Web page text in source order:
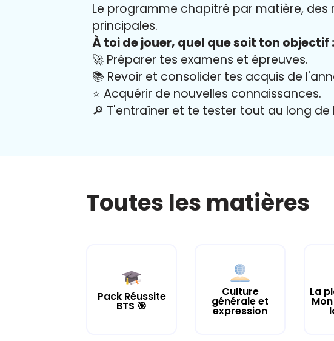
Le programme chapitré par matière,
principales.
À toi de jouer, quel que soit ton objectif :
🚀 Préparer tes examens et épreuves.
📚 Revoir et consolider tes acquis de
⭐️ Acquérir de nouvelles connaissances.
🔎 T'entraîner et te tester tout au long de
Toutes les matières
Pack Réussite
BTS 🎯
Culture
générale et
expression
La